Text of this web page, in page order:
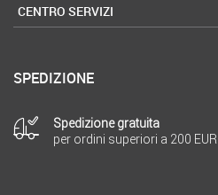
CENTRO SERVIZI
SPEDIZIONE
Spedizione gratuita
per ordini superiori a 200 EUR